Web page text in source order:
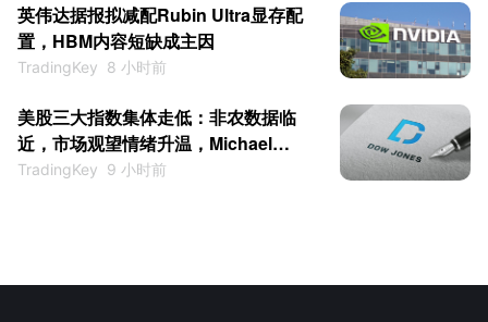
英伟达据报拟减配Rubin Ultra显存配
置，HBM内容短缺成主因
TradingKey 8 小时前
美股三大指数集体走低：非农数据临
近，市场观望情绪升温，Michael
Burry警告或出现类似1987年的暴跌
TradingKey 9 小时前